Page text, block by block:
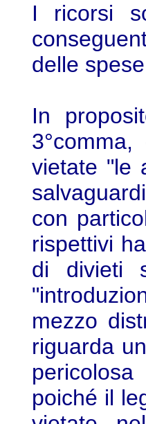
I ricorsi
delle
In
vietate "le
con
rispettivi
di divieti
mezzo
riguarda
poiché il